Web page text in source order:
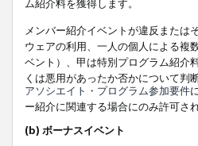
ム紹介料を獲得します。
メンバー紹介イベントが違反または
ウェアの利用、一人の個人による複
ベント）、甲は特別プログラム紹介
くは悪用があったか否かについて判
アソシエイト・プログラム参加要件
ー紹介に関連する場合にのみ許可さ
(b) ボーナスイベント